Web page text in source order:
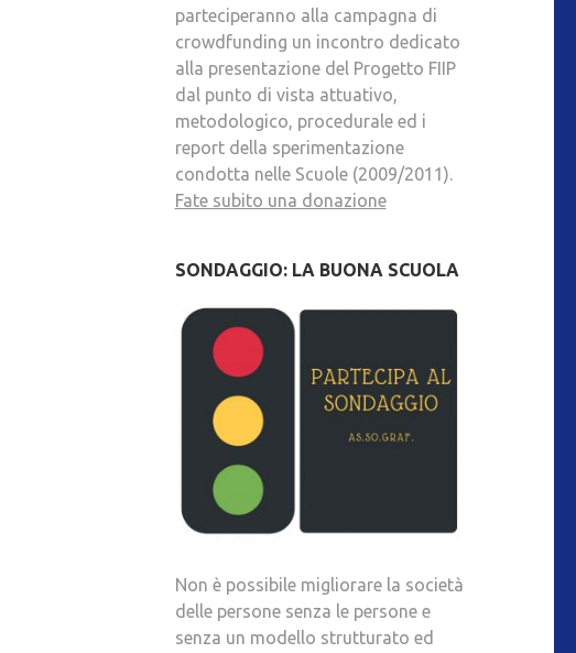
parteciperanno alla campagna di
crowdfunding un incontro dedicato
alla presentazione del Progetto FIIP
dal punto di vista attuativo,
metodologico, procedurale ed i
report della sperimentazione
condotta nelle Scuole (2009/2011).
Fate subito una donazione
SONDAGGIO: LA BUONA SCUOLA
Non è possibile migliorare la società
delle persone senza le persone e
senza un modello strutturato ed